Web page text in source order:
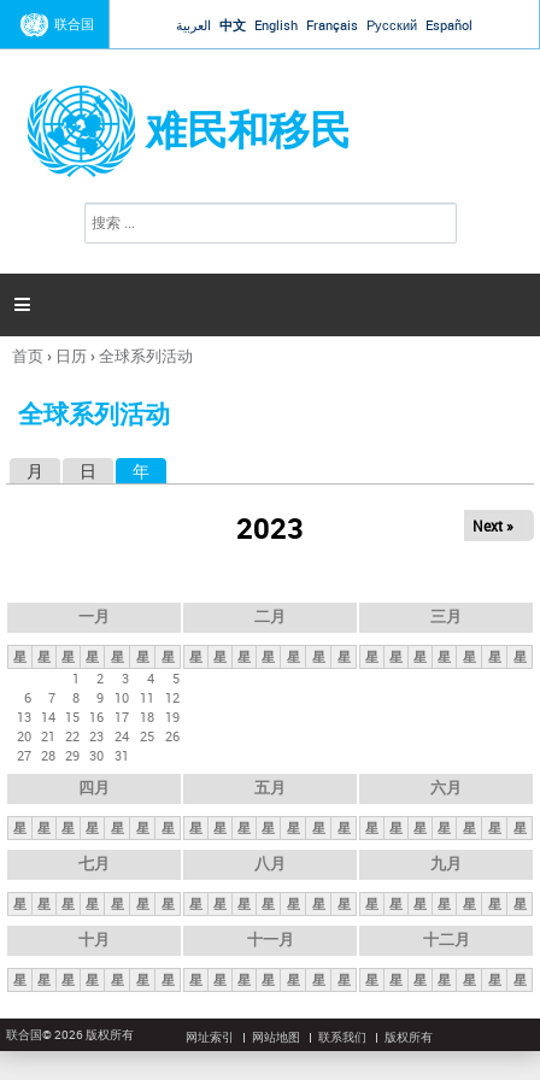
Jump to navigation
联合国 العربية 中文 English Français Русский Español
难民和移民
搜
索

你
这
首页› 日历›全球系列活动
全球系列活动
月 日 年
2023 Next »
一月
星 星 星 星 星 星
星
1
2 3 4
5
6
7 8 9 10 11
12
13 14 15 16 17 18
19
20 21 22 23 24 25 26
27 28 29 30 31
二月
星 星 星 星 星 星 星
三月
星 星 星 星 星 星 星
四月
星 星 星 星 星 星 星
五月
星 星 星 星 星 星 星
六月
星 星 星 星 星 星 星
七月
星 星 星 星 星 星 星
八月
星 星 星 星 星 星 星
九月
星 星 星 星 星 星 星
十月
星 星 星 星 星 星 星
十一月
星 星 星 星 星 星 星
十二月
星 星 星 星 星 星 星
联合国© 2026 版权所有 网址索引 网站地图 联系我们 版权所有